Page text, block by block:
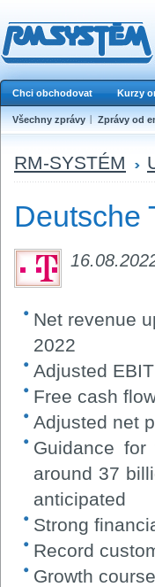
Chci obchodovat Kurzy
Všechny zprávy Zprávy od
RM-SYSTÉM
Deutsche
Net revenue
2022
Adjusted
Free cash
Adjusted net
Guidance
around 37
anticipated
Strong
Record
Growth